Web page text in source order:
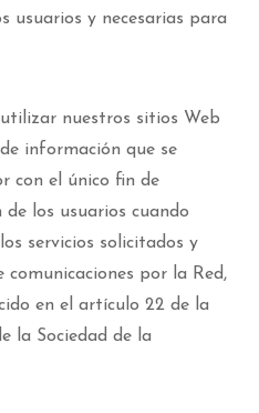
usuarios y necesarias para
utilizar nuestros sitios Web
información que se
con el único fin de
los usuarios cuando
servicios solicitados y
por la Red,
en el artículo 22 de la
la Sociedad de la